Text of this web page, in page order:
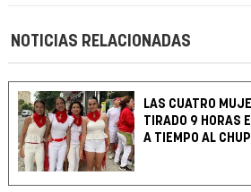
NOTICIAS RELACIONADAS
LAS CUATRO
TIRADO 9 HORAS
A TIEMPO AL